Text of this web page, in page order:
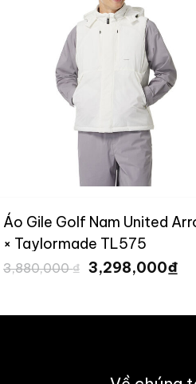
Áo Gile Golf Nam United
× Taylormade TL575
3,880,000₫ Giá
gốc
3,298,000₫